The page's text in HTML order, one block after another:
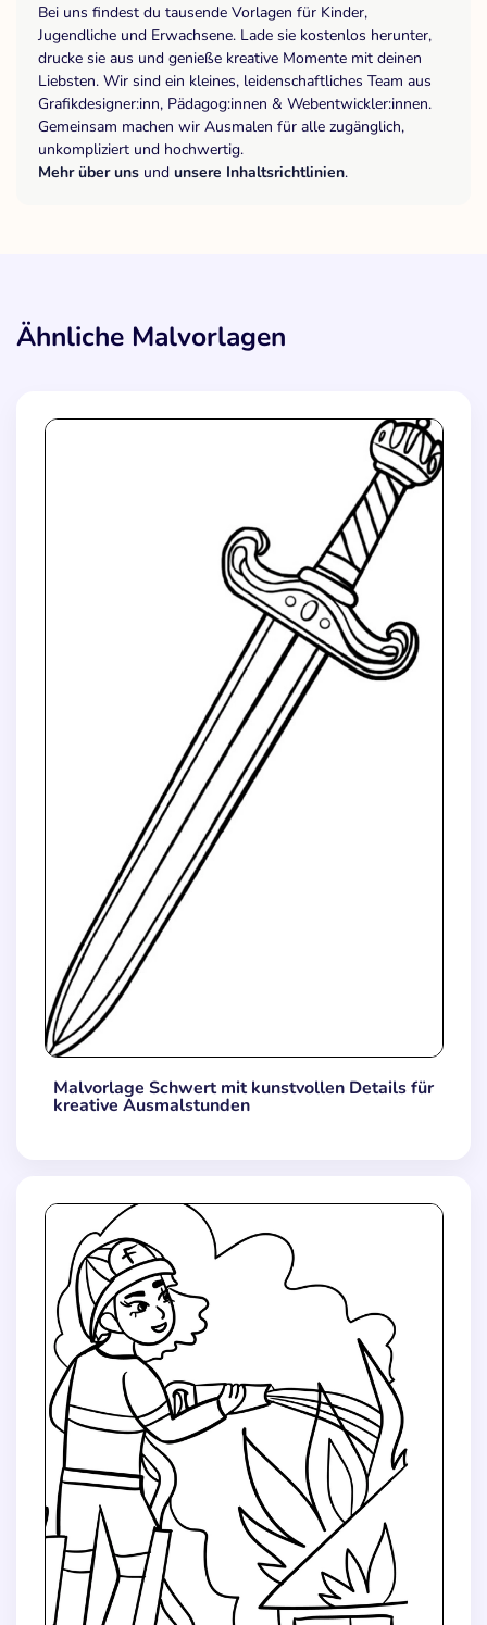
Bei uns findest du tausende Vorlagen für Kinder,
Jugendliche und Erwachsene. Lade sie kostenlos herunter,
drucke sie aus und genieße kreative Momente mit deinen
Liebsten. Wir sind ein kleines, leidenschaftliches Team aus
Grafikdesigner:inn, Pädagog:innen & Webentwickler:innen.
Gemeinsam machen wir Ausmalen für alle zugänglich,
unkompliziert und hochwertig.
Mehr über uns und unsere Inhaltsrichtlinien.
Ähnliche Malvorlagen
Malvorlage Schwert mit kunstvollen Details für
kreative Ausmalstunden